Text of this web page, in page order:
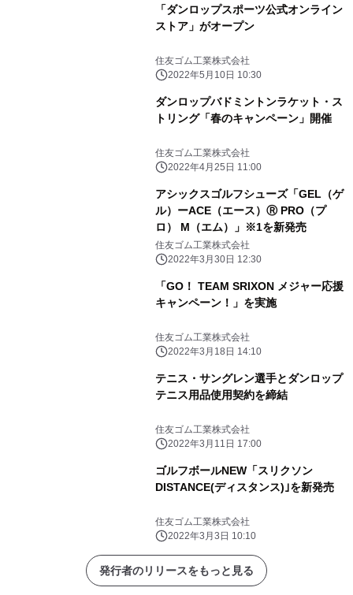
「ダンロップスポーツ公式オンライン
ストア」がオープン
住友ゴム工業株式会社
2022年5月10日 10:30
ダンロップバドミントンラケット・ス
トリング「春のキャンペーン」開催
住友ゴム工業株式会社
2022年4月25日 11:00
アシックスゴルフシューズ「GEL（ゲ
ル）ーACE（エース）Ⓡ PRO（プ
ロ） M（エム）」※1を新発売
住友ゴム工業株式会社
2022年3月30日 12:30
「GO！ TEAM SRIXON メジャー応援
キャンペーン！」を実施
住友ゴム工業株式会社
2022年3月18日 14:10
テニス・サングレン選手とダンロップ
テニス用品使用契約を締結
住友ゴム工業株式会社
2022年3月11日 17:00
ゴルフボールNEW「スリクソン
DISTANCE(ディスタンス)｣を新発売
住友ゴム工業株式会社
2022年3月3日 10:10
発行者のリリースをもっと見る